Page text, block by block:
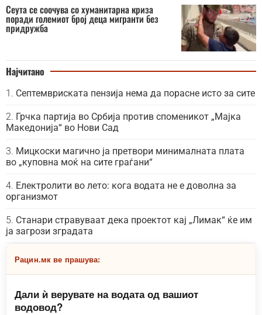
Сеута се соочува со хуманитарна криза
поради големиот број деца мигранти без
придружба
Најчитано
Септемвриската пензија нема да порасне исто за сите
Грчка партија во Србија против споменикот „Мајка
Македонија“ во Нови Сад
Мицкоски магично ја претвори минималната плата
во „куповна моќ на сите граѓани“
Електролити во лето: кога водата не е доволна за
организмот
Станари стравуваат дека проектот кај „Лимак“ ќе им
ја загрози зградата
Рацин.мк ве прашува:
Дали ѝ верувате на водата од вашиот
водовод?